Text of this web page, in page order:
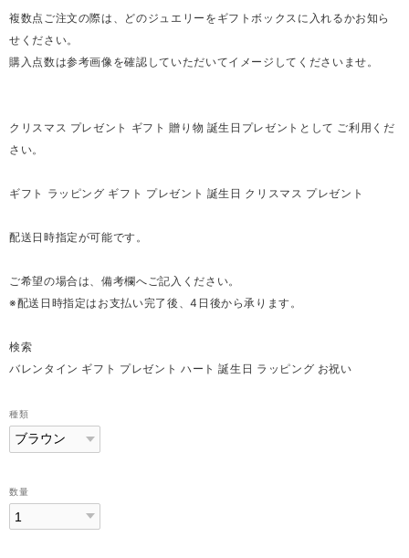
複数点ご注文の際は、どのジュエリーをギフトボックスに入れるかお知ら
せください。
購入点数は参考画像を確認していただいてイメージしてくださいませ。
クリスマス プレゼント ギフト 贈り物 誕生日プレゼントとして ご利用くだ
さい。
ギフト ラッピング ギフト プレゼント 誕生日 クリスマス プレゼント
配送日時指定が可能です。
ご希望の場合は、備考欄へご記入ください。
※配送日時指定はお支払い完了後、4日後から承ります。
検索
バレンタイン ギフト プレゼント ハート 誕生日 ラッピング お祝い
種類
数量